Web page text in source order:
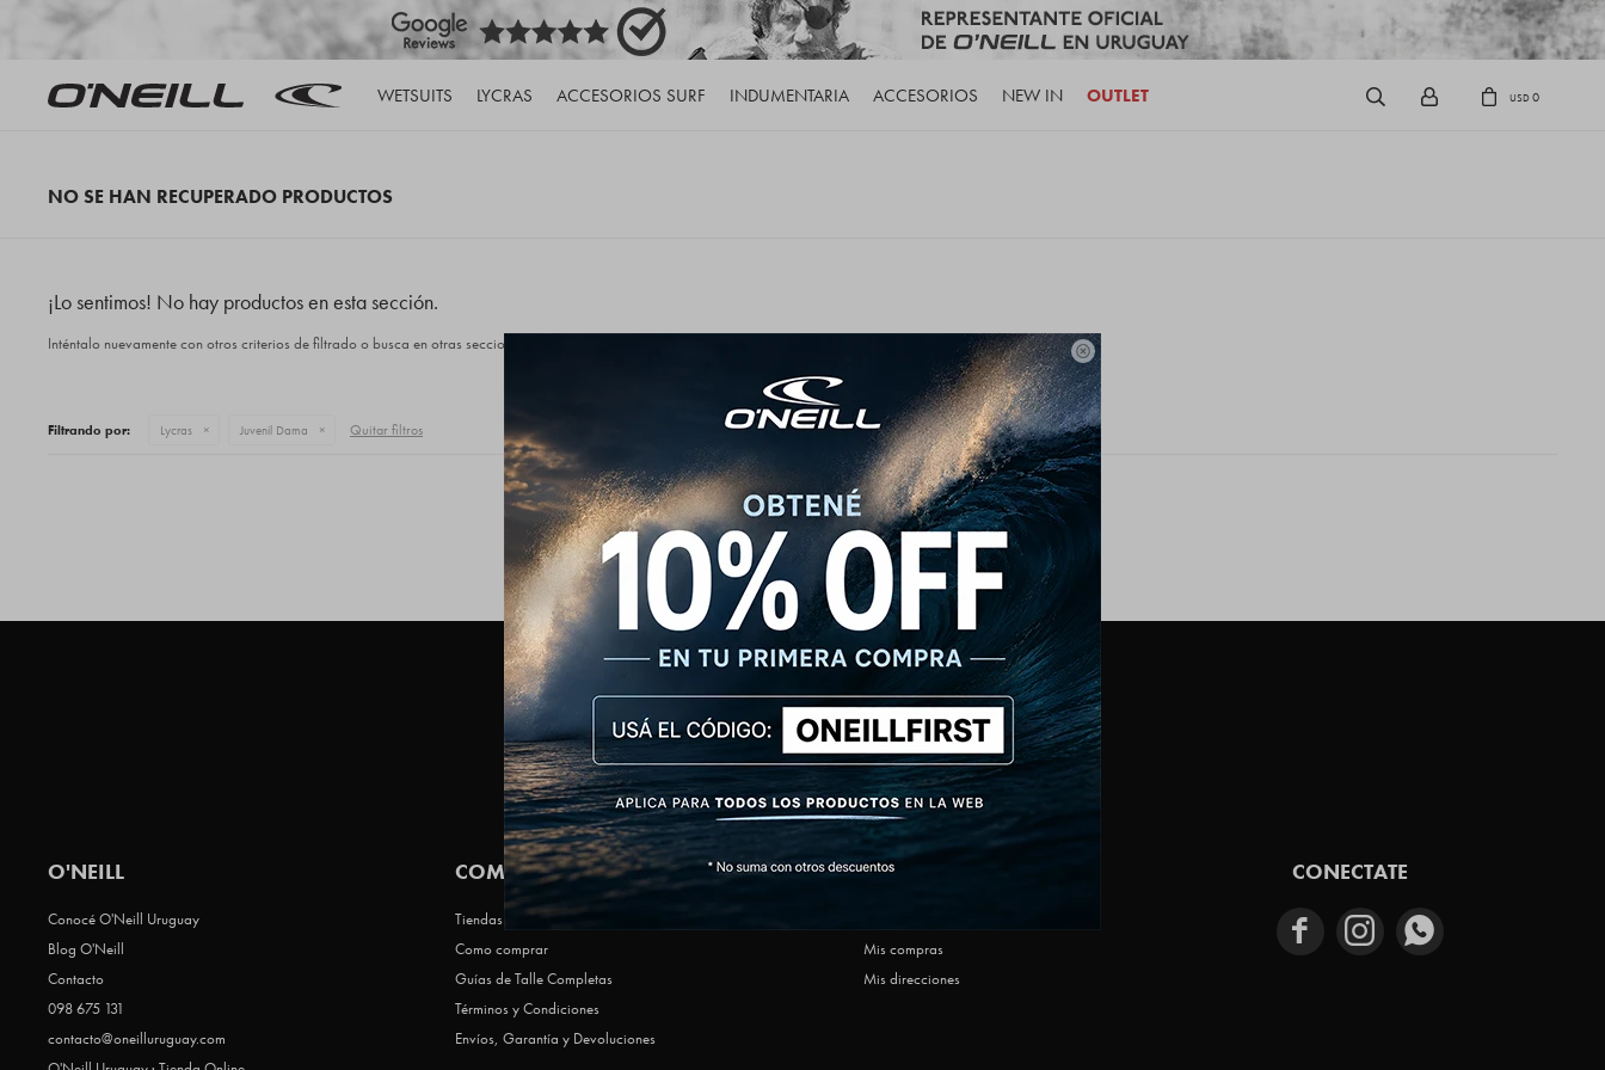

WETSUITS LYCRAS ACCESORIOS SURF INDUMENTARIA ACCESORIOS NEW IN OUTLET USD0
NO SE HAN RECUPERADO PRODUCTOS
¡Lo sentimos! No hay productos en esta sección.
Inténtalo nuevamente con otros criterios de filtrado o busca en otras secciones de nuestro catálogo.
Filtrando por: Lycras Juvenil Dama Quitar filtros
CONECTATE
  
O'NEILL
Conocé O'Neill Uruguay
Blog O'Neill
Contacto
098 675 131
contacto@oneilluruguay.com
COMPRAR
Tiendas Que Ofrecen O'Neill
Como comprar
Guías de Talle Completas
Términos y Condiciones
Envíos, Garantía y Devoluciones
MI CUENTA
Mis compras
Mis direcciones
NEWSLETTER
SUSCRIBIRME